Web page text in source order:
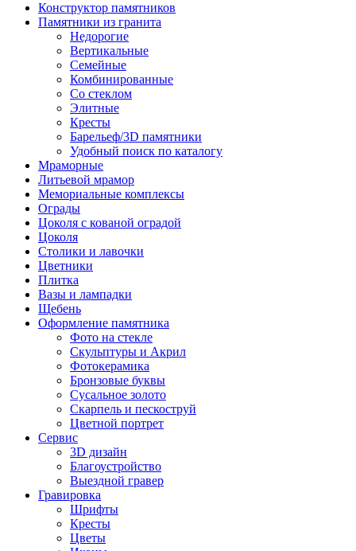
Конструктор памятников
Памятники из гранита
Недорогие
Вертикальные
Семейные
Комбинированные
Со стеклом
Элитные
Кресты
Барельеф/3D памятники
Удобный поиск по каталогу
Мраморные
Литьевой мрамор
Мемориальные комплексы
Ограды
Цоколя с кованой оградой
Цоколя
Столики и лавочки
Цветники
Плитка
Вазы и лампадки
Щебень
Оформление памятника
Фото на стекле
Скульптуры и Акрил
Фотокерамика
Бронзовые буквы
Сусальное золото
Скарпель и пескоструй
Цветной портрет
Сервис
3D дизайн
Благоустройство
Выездной гравер
Гравировка
Шрифты
Кресты
Цветы